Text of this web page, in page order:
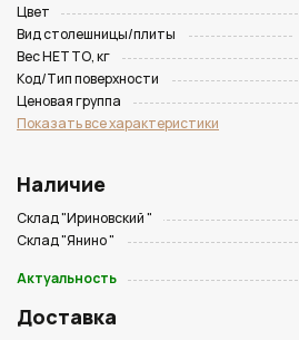
Цвет
Вид столешницы/плиты
Вес НЕТТО, кг
Код/Тип поверхности
Ценовая группа
Показать все характеристики
Наличие
Склад "Ириновский "
Склад "Янино "
Актуальность
Доставка